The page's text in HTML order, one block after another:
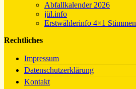
Abfallkalender 2026
jül.info
Erstwählerinfo 4×1 Stimmen
Rechtliches
Impressum
Datenschutzerklärung
Kontakt